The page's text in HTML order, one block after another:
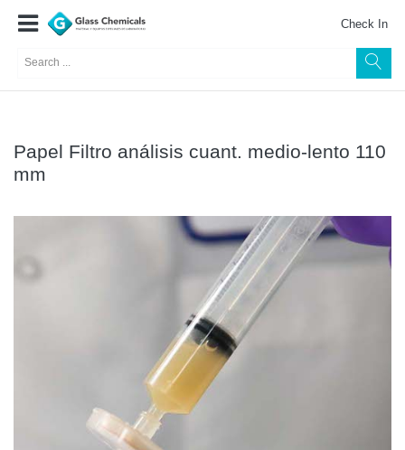
Check In
Papel Filtro análisis cuant. medio-lento 110
mm